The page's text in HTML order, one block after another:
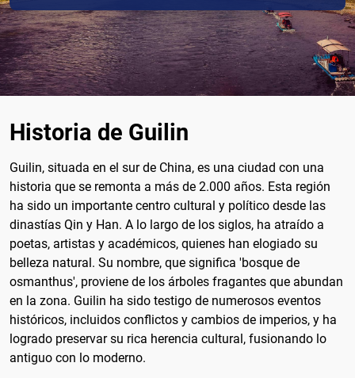
Historia de Guilin
Guilin, situada en el sur de China, es una ciudad con una
historia que se remonta a más de 2.000 años. Esta región
ha sido un importante centro cultural y político desde las
dinastías Qin y Han. A lo largo de los siglos, ha atraído a
poetas, artistas y académicos, quienes han elogiado su
belleza natural. Su nombre, que significa 'bosque de
osmanthus', proviene de los árboles fragantes que abundan
en la zona. Guilin ha sido testigo de numerosos eventos
históricos, incluidos conflictos y cambios de imperios, y ha
logrado preservar su rica herencia cultural, fusionando lo
antiguo con lo moderno.